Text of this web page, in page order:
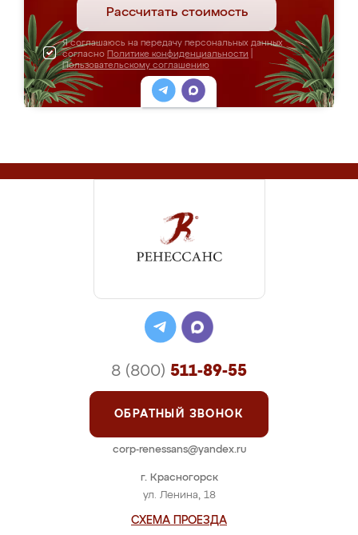
Рассчитать стоимость
Я соглашаюсь на передачу персональных данных
согласно Политике конфиденциальности
Пользовательскому соглашению
г. Красногорск
ул. Ленина, 18
СХЕМА ПРОЕЗДА
8 (800) 511-89-55
ОБРАТНЫЙ ЗВОНОК
corp-renessans@yandex.ru